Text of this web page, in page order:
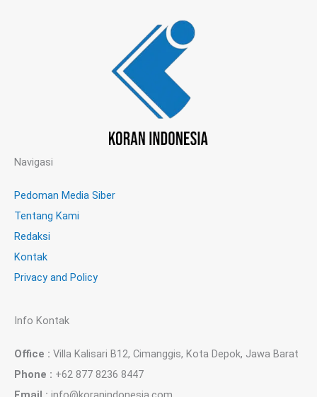
Navigasi
Pedoman Media Siber
Tentang Kami
Redaksi
Kontak
Privacy and Policy
Info Kontak
Office : Villa Kalisari B12, Cimanggis, Kota Depok, Jawa Barat
Phone : +62 877 8236 8447